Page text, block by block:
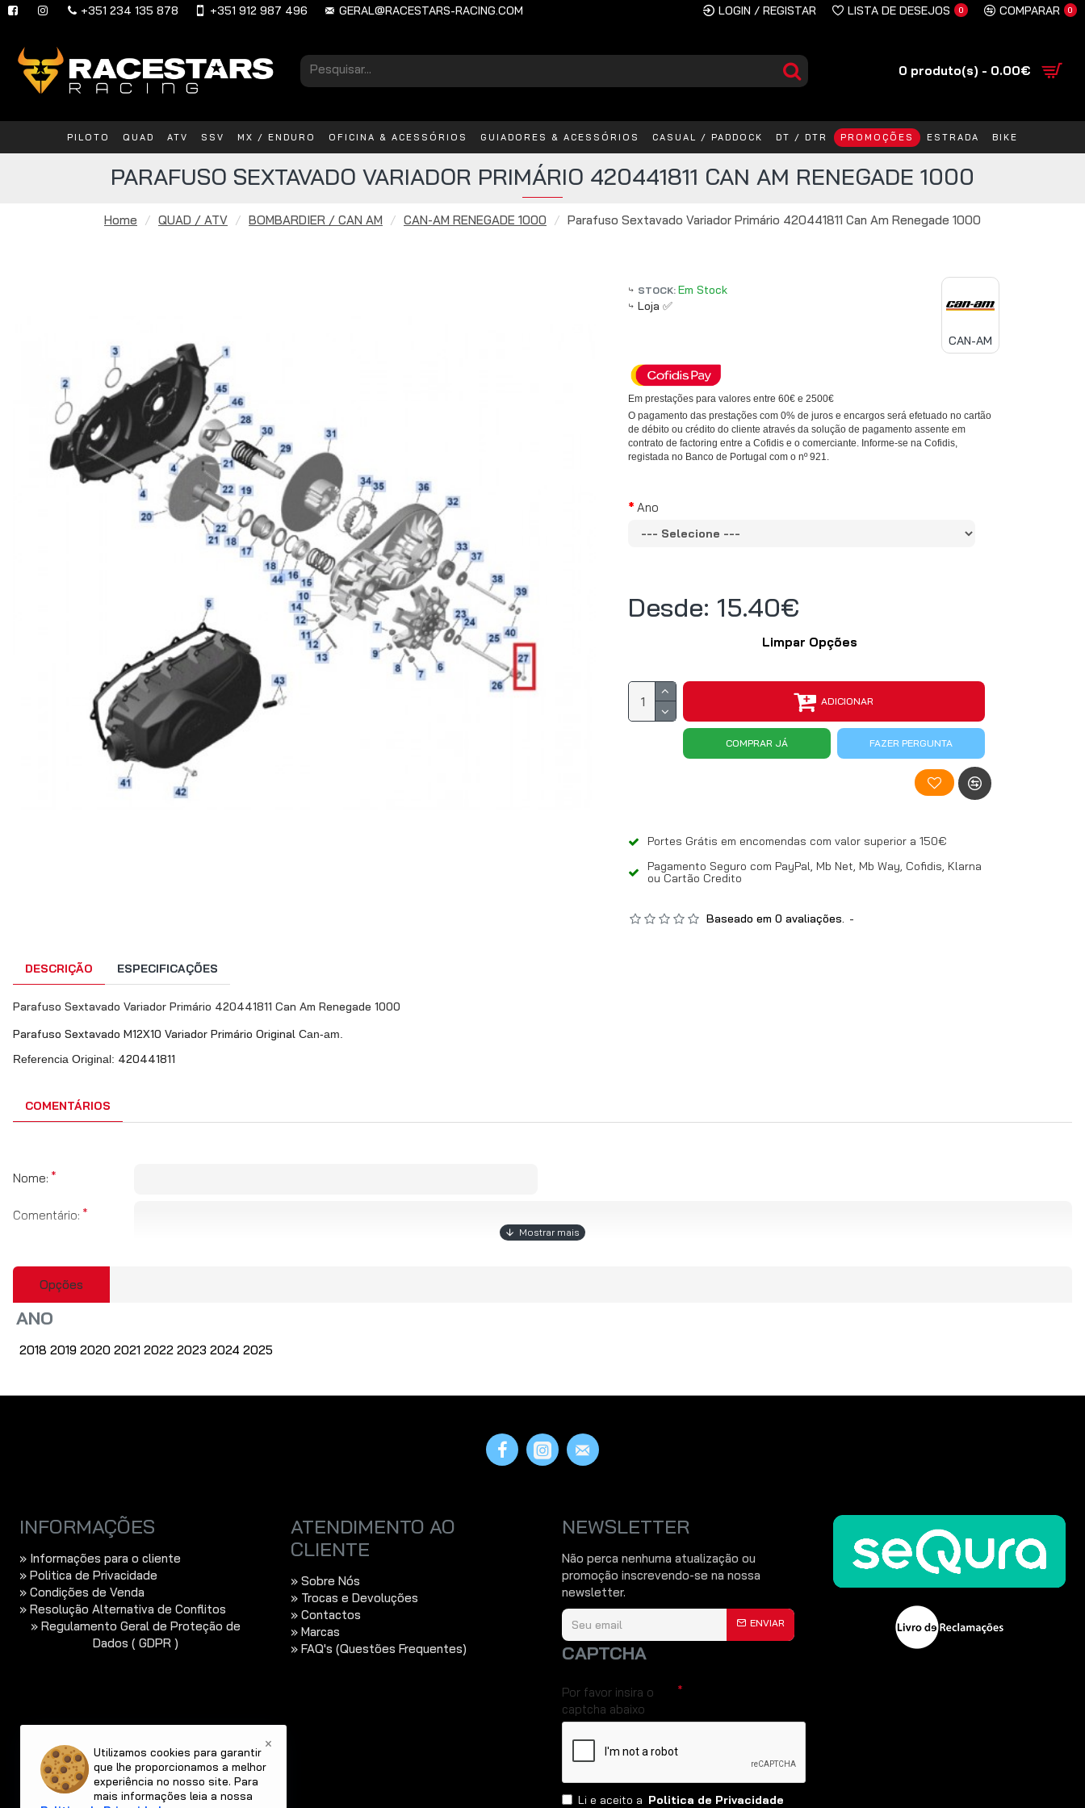
+351 234 135 878 +351 912 987 496 GERAL@RACESTARS-RACING.COM LOGIN / REGISTAR LISTA DE DESEJOS 0 COMPARAR 0
0 produto(s) - 0.00€
PILOTO QUAD ATV SSV MX / ENDURO OFICINA & ACESSÓRIOS GUIADORES & ACESSÓRIOS CASUAL / PADDOCK DT / DTR PROMOÇÕES ESTRADA BIKE
Home QUAD / ATV BOMBARDIER / CAN AM CAN-AM RENEGADE 1000 Parafuso Sextavado Variador Primário 420441811 Can Am Renegade 1000
PARAFUSO SEXTAVADO VARIADOR PRIMÁRIO 420441811 CAN AM RENEGADE 1000
STOCK: Em Stock
Loja ✅
CAN-AM
Portes Grátis em encomendas com valor superior a 150€
Pagamento Seguro com PayPal, Mb Net, Mb Way, Cofidis, Klarna
ou Cartão Credito
Baseado em 0 avaliações. -
Em prestações para valores entre 60€ e 2500€
O pagamento das prestações com 0% de juros e encargos será efetuado no cartão
de débito ou crédito do cliente através da solução de pagamento assente em
contrato de factoring entre a Cofidis e o comerciante. Informe-se na Cofidis,
registada no Banco de Portugal com o nº 921.
Desde: 15.40€
Ano
Limpar Opções
ADICIONAR
COMPRAR JÁ FAZER PERGUNTA
DESCRIÇÃO ESPECIFICAÇÕES
Parafuso Sextavado Variador Primário 420441811 Can Am Renegade 1000
Parafuso Sextavado M12X10 Variador Primário Original Can-am.
Referencia Original: 420441811
COMENTÁRIOS
Nome:
Comentário:
Avaliação:
CAPTCHA
Por favor insira o
Opções
ANO
2018 2019 2020 2021 2022 2023 2024 2025
INFORMAÇÕES
» Informações para o cliente
» Politica de Privacidade
» Condições de Venda
» Resolução Alternativa de Conflitos
» Regulamento Geral de Proteção de
Dados ( GDPR )
ATENDIMENTO AO
CLIENTE
» Sobre Nós
» Trocas e Devoluções
» Contactos
» Marcas
» FAQ's (Questões Frequentes)
NEWSLETTER
Não perca nenhuma atualização ou
promoção inscrevendo-se na nossa
newsletter.
ENVIAR
CAPTCHA
Por favor insira o
captcha abaixo
Li e aceito a Politica de Privacidade
Utilizamos cookies para garantir
que lhe proporcionamos a melhor
experiência no nosso site. Para
mais informações leia a nossa
×